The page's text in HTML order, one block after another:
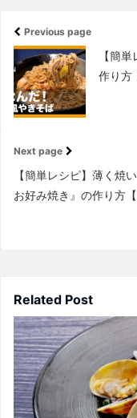
Previous page
【簡
作り方
Next page
【簡単レシピ】薄く焼
お好み焼き』の作り方【
Related Post